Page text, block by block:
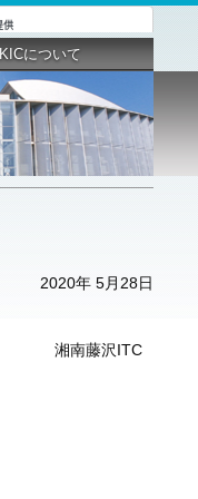
2020年 5月28日
湘南藤沢ITC
KICについて